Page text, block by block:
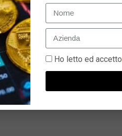
sua storia. A seguito della
Euronext, la federazione dei
prosegue così nella sua
dei capitali. L’ingresso
Ho letto ed accetto